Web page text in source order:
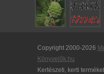
Copyright 2000-2026
Könyvelők.hu
Kertészeti, kerti